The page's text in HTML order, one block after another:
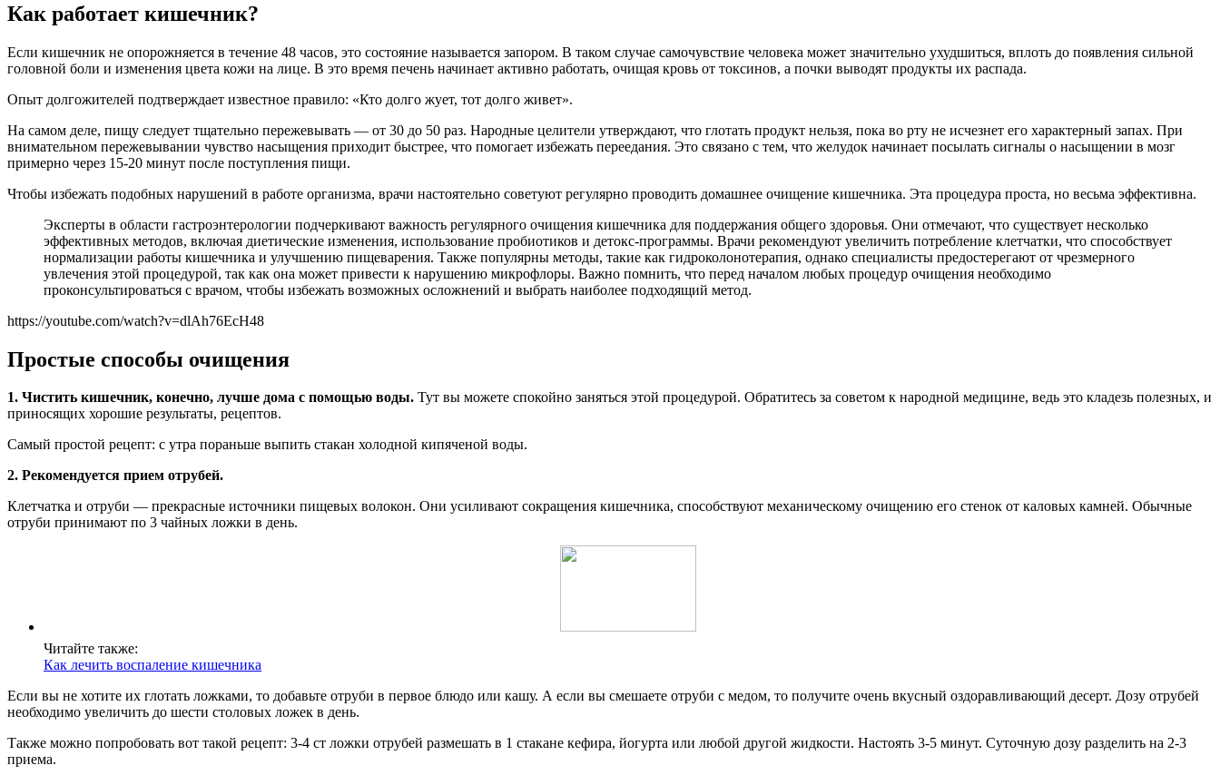
Как работает кишечник?
Если кишечник не опорожняется в течение 48 часов, это состояние называется запором. В таком случае самочувствие человека может значительно ухудшиться, вплоть до появления сильной
головной боли и изменения цвета кожи на лице. В это время печень начинает активно работать, очищая кровь от токсинов, а почки выводят продукты их распада.
Опыт долгожителей подтверждает известное правило: «Кто долго жует, тот долго живет».
На самом деле, пищу следует тщательно пережевывать — от 30 до 50 раз. Народные целители утверждают, что глотать продукт нельзя, пока во рту не исчезнет его характерный запах. При
внимательном пережевывании чувство насыщения приходит быстрее, что помогает избежать переедания. Это связано с тем, что желудок начинает посылать сигналы о насыщении в мозг
примерно через 15-20 минут после поступления пищи.
Чтобы избежать подобных нарушений в работе организма, врачи настоятельно советуют регулярно проводить домашнее очищение кишечника. Эта процедура проста, но весьма эффективна.
Эксперты в области гастроэнтерологии подчеркивают важность регулярного очищения кишечника для поддержания общего здоровья. Они отмечают, что существует несколько
эффективных методов, включая диетические изменения, использование пробиотиков и детокс-программы. Врачи рекомендуют увеличить потребление клетчатки, что способствует
нормализации работы кишечника и улучшению пищеварения. Также популярны методы, такие как гидроколонотерапия, однако специалисты предостерегают от чрезмерного
увлечения этой процедурой, так как она может привести к нарушению микрофлоры. Важно помнить, что перед началом любых процедур очищения необходимо
проконсультироваться с врачом, чтобы избежать возможных осложнений и выбрать наиболее подходящий метод.
https://youtube.com/watch?v=dlAh76EcH48
Простые способы очищения
1. Чистить кишечник, конечно, лучше дома с помощью воды. Тут вы можете спокойно заняться этой процедурой. Обратитесь за советом к народной медицине, ведь это кладезь полезных, и
приносящих хорошие результаты, рецептов.
Самый простой рецепт: с утра пораньше выпить стакан холодной кипяченой воды.
2. Рекомендуется прием отрубей.
Клетчатка и отруби — прекрасные источники пищевых волокон. Они усиливают сокращения кишечника, способствуют механическому очищению его стенок от каловых камней. Обычные
отруби принимают по 3 чайных ложки в день.
Читайте также:
Как лечить воспаление кишечника
Если вы не хотите их глотать ложками, то добавьте отруби в первое блюдо или кашу. А если вы смешаете отруби с медом, то получите очень вкусный оздоравливающий десерт. Дозу отрубей
необходимо увеличить до шести столовых ложек в день.
Также можно попробовать вот такой рецепт: 3-4 ст ложки отрубей размешать в 1 стакане кефира, йогурта или любой другой жидкости. Настоять 3-5 минут. Суточную дозу разделить на 2-3
приема.